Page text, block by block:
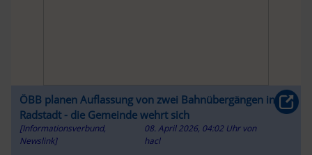
ÖBB planen Auflassung von zwei Bahnübergängen in
Radstadt - die Gemeinde wehrt sich
[Informationsverbund,
Newslink]
08. April 2026, 04:02 Uhr von
hacl